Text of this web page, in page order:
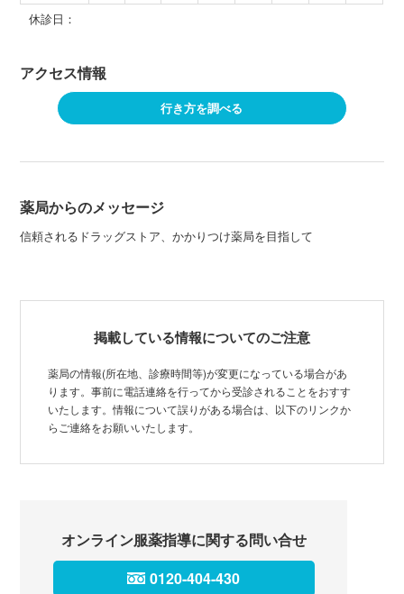
休診日：
アクセス情報
行き方を調べる
薬局からのメッセージ
信頼されるドラッグストア、かかりつけ薬局を目指して
掲載している情報についてのご注意
薬局の情報(所在地、診療時間等)が変更になっている場合があ
ります。事前に電話連絡を行ってから受診されることをおすす
いたします。情報について誤りがある場合は、以下のリンクか
らご連絡をお願いいたします。
オンライン服薬指導に関する問い合せ
0120-404-430